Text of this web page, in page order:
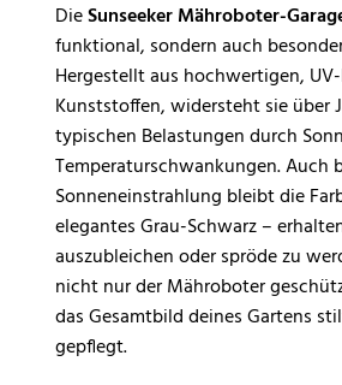
DieSunseeker Mähroboter-
funktional, sondern auch
Hergestellt aus hochwertigen,
Kunststoffen, widersteht sie über
typischen Belastungen durch
Temperaturschwankungen. Auch
Sonneneinstrahlung bleibt die
elegantes Grau-Schwarz –
auszubleichen oder spröde zu
nicht nur der Mähroboter
das Gesamtbild deines Gartens
gepflegt.